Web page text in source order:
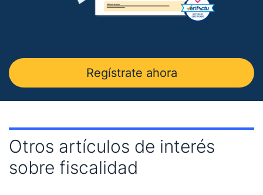
— Entrevista en
— Entrevista en Ideas para tu empresa de
Vodafone.
Método Gallardo.
— Entrevista enKFund .
Regístrate ahora
Otros artículos de interés
sobre fiscalidad